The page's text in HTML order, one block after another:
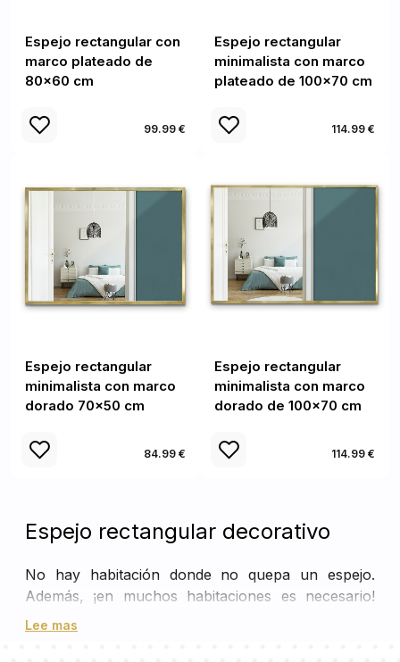
Espejo rectangular con
marco plateado de
80x60 cm
99.99 €
Espejo rectangular
minimalista con marco
plateado de 100x70 cm
114.99 €
Espejo rectangular
minimalista con marco
dorado 70x50 cm
84.99 €
Espejo rectangular
minimalista con marco
dorado de 100x70 cm
114.99 €
Espejo rectangular decorativo
No hay habitación donde no quepa un espejo.
Además, ¡en muchos habitaciones es necesario!
Pero además de su función práctica, también
Lee mas